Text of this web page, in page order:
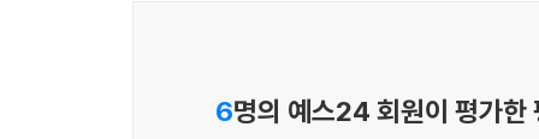
- 기독교 관점으로 쓴 서양 철학사 책을 찾는 독자
왜 철학을 공부하고 이를 기독교 철학으로 재해
6명의 예스24 회원이 평가한